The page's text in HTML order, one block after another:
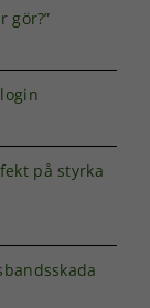
gör?”
på styrka